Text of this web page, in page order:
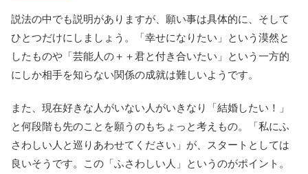
説法の中でも説明がありますが、願い事は具体的に、そして
ひとつだけにしましょう。「幸せになりたい」という漠然と
したものや「芸能人の＋＋君と付き合いたい」という一方的
にしか相手を知らない関係の成就は難しいようです。
また、現在好きな人がいない人がいきなり「結婚したい！」
と何段階も先のことを願うのもちょっと考えもの。「私にふ
さわしい人と巡りあわせてください」が、スタートとしては
良いそうです。この「ふさわしい人」というのがポイント。